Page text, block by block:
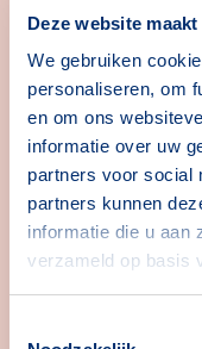
Deze website
We gebruiken
personaliseren, om
en om ons
informatie over uw
partners voor social
partners kunnen
informatie die u aan
verzameld op basis
60+
Altijd bij
Persoonlijk
We helpen
42